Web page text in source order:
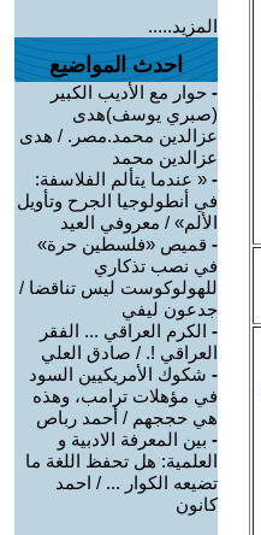
المزيد.....
احدث المواضيع
- حوار مع الأديب الكبير
(صبري يوسف)هدى
عزالدين محمد.مصر. / هدى
عزالدين محمد
- « عندما يتألم الفلاسفة:
في أنطولوجيا الجرح وتأويل
الألم» / معروفي العيد
- قميص «فلسطين حرة»
في نصب تذكاري
للهولوكوست ليس تناقضا /
جدعون ليفي
- الكرم العراقي ... الفقر
العراقي !. / صادق العلي
- شكوك الأمريكيين السود
في مؤهلات ترامب، وهذه
هي حججهم / أحمد رباص
- بين المعرفة الادبية و
العلمية: هل تحفظ اللغة ما
تضيعه الكوار ... / احمد
كانون